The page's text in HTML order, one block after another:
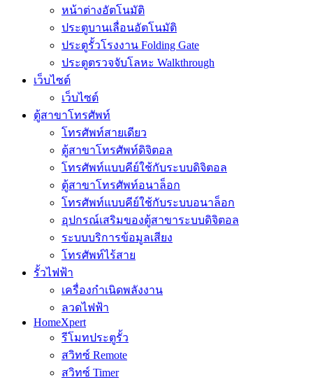
หน้าต่างอัตโนมัติ
ประตูบานเลื่อนอัตโนมัติ
ประตูรั้วโรงงาน Folding Gate
ประตูตรวจจับโลหะ Walkthrough
เว็บไซต์
เว็บไซต์
ตู้สาขาโทรศัพท์
โทรศัพท์สายเดียว
ตู้สาขาโทรศัพท์ดิจิตอล
โทรศัพท์แบบคีย์ใช้กับระบบดิจิตอล
ตู้สาขาโทรศัพท์อนาล็อก
โทรศัพท์แบบคีย์ใช้กับระบบอนาล็อก
อุปกรณ์เสริมของตู้สาขาระบบดิจิตอล
ระบบบริการข้อมูลเสียง
โทรศัพท์ไร้สาย
รั้วไฟฟ้า
เครื่องกำเนิดพลังงาน
ลวดไฟฟ้า
HomeXpert
รีโมทประตูรั้ว
สวิทซ์ Remote
สวิทซ์ Timer